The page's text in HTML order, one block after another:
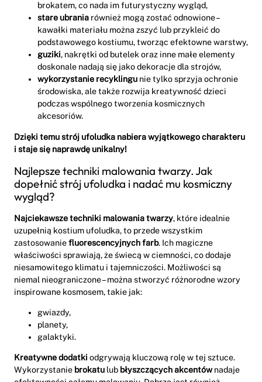
brokatem, co nada im futurystyczny wygląd,
stare ubrania również mogą zostać odnowione –
kawałki materiału można zszyć lub przykleić do
podstawowego kostiumu, tworząc efektowne warstwy,
guziki, nakrętki od butelek oraz inne małe elementy
doskonale nadają się jako dekoracje dla strojów,
wykorzystanie recyklingu nie tylko sprzyja ochronie
środowiska, ale także rozwija kreatywność dzieci
podczas wspólnego tworzenia kosmicznych
akcesoriów.
Dzięki temu strój ufoludka nabiera wyjątkowego charakteru
i staje się naprawdę unikalny!
Najlepsze techniki malowania twarzy. Jak
dopełnić strój ufoludka i nadać mu kosmiczny
wygląd?
Najciekawsze techniki malowania twarzy, które idealnie
uzupełnią kostium ufoludka, to przede wszystkim
zastosowaniefluorescencyjnych farb. Ich magiczne
właściwości sprawiają, że świecą w ciemności, co dodaje
niesamowitego klimatu i tajemniczości. Możliwości są
niemal nieograniczone – można stworzyć różnorodne wzory
inspirowane kosmosem, takie jak:
gwiazdy,
planety,
galaktyki.
Kreatywne dodatki odgrywają kluczową rolę w tej sztuce.
Wykorzystanie brokatu lub błyszczących akcentównadaje